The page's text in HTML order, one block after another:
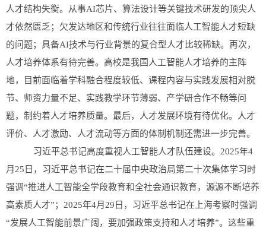
人才结构失衡。从事AI芯片、算法设计等关键技术研发的顶尖人
才依然匮乏；欠发达地区和传统行业往往面临人工智能人才短缺
的问题；具备AI技术与行业背景的复合型人才比较稀缺。再次，
人才培养体系有待完善。高校是我国人工智能人才培养的主阵
地，目前面临着学科融合程度较低、课程内容与实践发展相对脱
节、师资力量不足、实践教学环节薄弱、产学研合作不畅等问
题，制约着人才培养质量。最后，人才发展环境有待优化。人才
评价、人才激励、人才流动等方面的体制机制还需进一步完善。
习近平总书记高度重视人工智能人才队伍建设。2025年4
月25日，习近平总书记在二十届中央政治局第二十次集体学习时
强调“推进人工智能全学段教育和全社会通识教育，源源不断培养
高素质人才”；2025年4月29日，习近平总书记在上海考察时强调
“发展人工智能前景广阔，要加强政策支持和人才培养”。这些重